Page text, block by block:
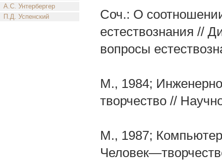
А.С. Унтербергер
П.Д. Успенский
Соч.: О
естествознания //
вопросы
М., 1984;
творчество //
М., 1987;